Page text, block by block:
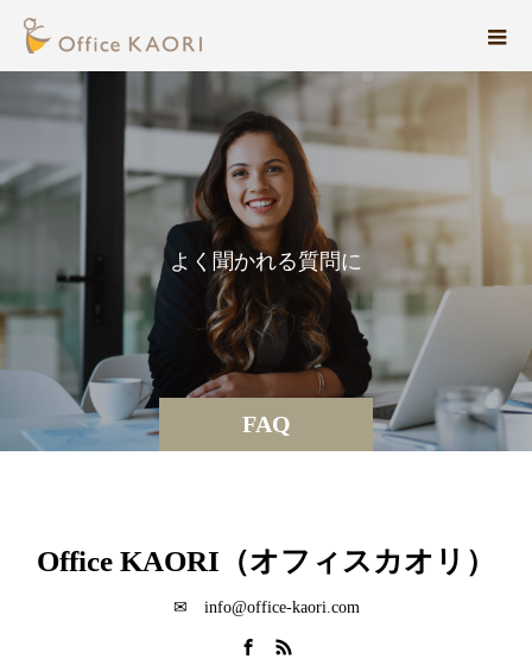
FAQ
よく聞かれる質問にお
Office KAORI（オフィスカオリ）
✉ info@office-kaori.com